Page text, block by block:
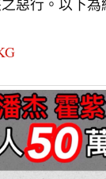
惡行。以下